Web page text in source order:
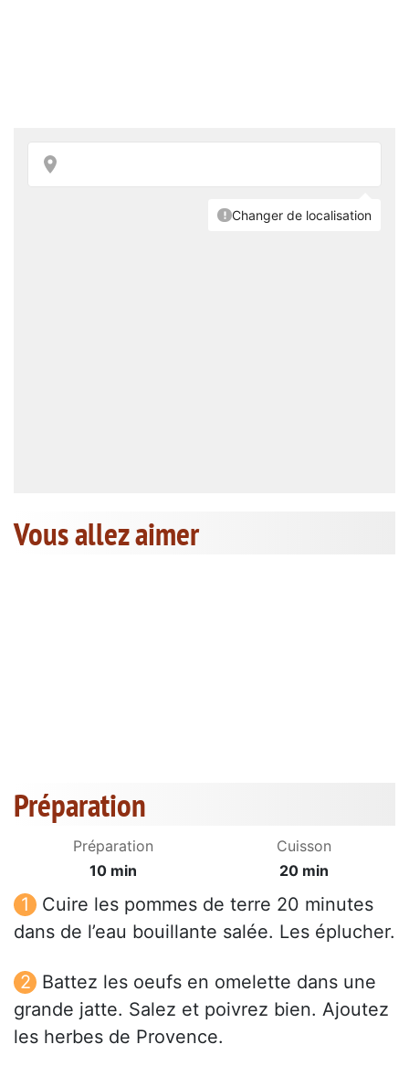
Vous allez aimer
Préparation
Préparation
10 min
Cuisson
20 min
Cuire les pommes de terre 20 minutes
dans de l’eau bouillante salée. Les éplucher.
Battez les oeufs en omelette dans une
grande jatte. Salez et poivrez bien. Ajoutez
les herbes de Provence.